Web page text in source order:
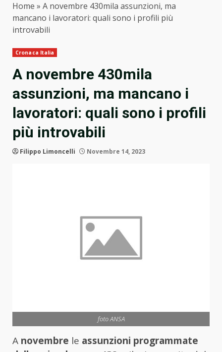
Home » A novembre 430mila assunzioni, ma
mancano i lavoratori: quali sono i profili più
introvabili
Cronaca Italia
A novembre 430mila
assunzioni, ma mancano i
lavoratori: quali sono i profili
più introvabili
Filippo Limoncelli Novembre 14, 2023
foto ANSA
A novembre le assunzioni programmate